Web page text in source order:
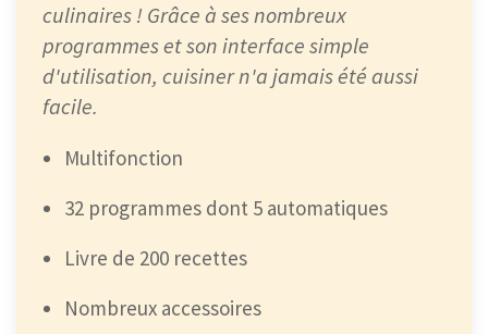
culinaires ! Grâce à ses nombreux
programmes et son interface simple
d'utilisation, cuisiner n'a jamais été aussi
facile.
Multifonction
32 programmes dont 5 automatiques
Livre de 200 recettes
Nombreux accessoires